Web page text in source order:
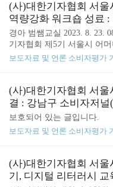
내 우수 소비자평가를 받은
여명의 대상을 시상했다.
영포럼이 설립된 이래 꾸준
소비자평가우수대상 시상
이터를 바탕으로 우수한
체 ▲기업 ▲ 전문가 등을 선
업체들의 수 많은 기사는 물
'2..
(사)대한기자협회 서울
역량강화 워크숍 성료
김은정 대표 '품격있는
강의
경아 범쌤교실 2023. 8. 23.
기자협회 제5기 서울시 어
숍이 ‘품격있는 취재와 기
와 207호에서 내빈과 단원
성황리에 개최되었다. 이날
자저널 김은정 대표는 '품격
법'라는 주제로 상황에 맞는
송부, 기자로서의 자부심에
역량을 강화하고자 노력했
널의 원칙이자 특징인 '비난
별화'를 강조하며 "어머니의
보도자료 및 언론 소비자평가
(사)대한기자협회 서울
결 : 강남구 소비자저
보호되어 있는 글입니다.
보도자료 및 언론 소비자평가
(사)대한기자협회 서울
기, 디지털 리터러시